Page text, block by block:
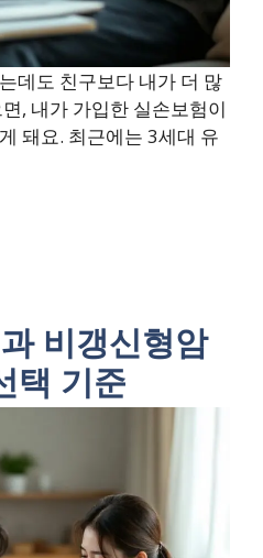
데도 친구보다 내가 더 많
, 내가 가입한 실손보험이
돼요. 최근에는 3세대 유
비갱신형암
택 기준